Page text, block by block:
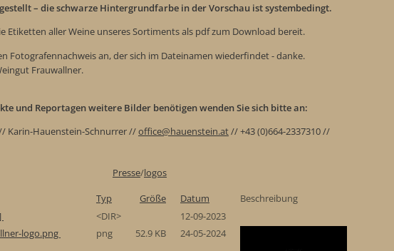
– die schwarze Hintergrundfarbe in der Vorschau ist systembedingt.
Etiketten aller Weine unseres Sortiments als pdf zum Download bereit.
Fotografennachweis an, der sich im Dateinamen wiederfindet - danke.
Frauwallner.
und Reportagen weitere Bilder benötigen wenden Sie sich bitte an:
Karin-Hauenstein-Schnurrer //office@hauenstein.at// +43 (0)664-2337310 //
Presse/logos
Typ Größe Datum
Beschreibung
<DIR>
12-09-2023
logo.png
png 52.9 KB 24-05-2024